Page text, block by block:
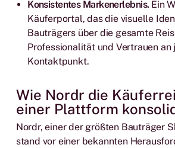
Konsistentes Markenerlebnis. Ein
Käuferportal, das die visuelle
Bauträgers über die gesamte
Professionalität und Vertrauen an
Kontaktpunkt.
Wie Nordr die
einer Plattform
Nordr, einer der größten Bauträger
stand vor einer bekannten